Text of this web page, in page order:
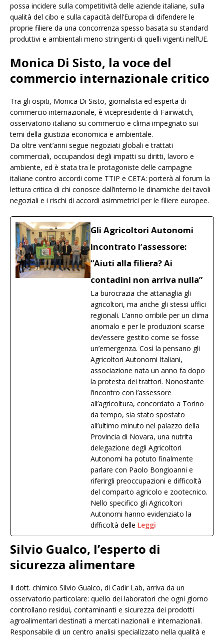
possa incidere sulla competitività delle aziende italiane, sulla
qualità del cibo e sulla capacità dell’Europa di difendere le
proprie filiere da una concorrenza spesso basata su standard
produttivi e ambientali meno stringenti di quelli vigenti nell’UE.
Monica Di Sisto, la voce del
commercio internazionale critico
Tra gli ospiti, Monica Di Sisto, giornalista ed esperta di
commercio internazionale, è vicepresidente di Fairwatch,
osservatorio italiano su commercio e clima impegnato sui
temi della giustizia economica e ambientale.
Da oltre vent’anni segue negoziati globali e trattati
commerciali, occupandosi degli impatti su diritti, lavoro e
ambiente, ed è stata tra le protagoniste delle campagne
italiane contro accordi come TTIP e CETA: porterà al forum la
lettura critica di chi conosce dall’interno le dinamiche dei tavoli
negoziali e i rischi di accordi asimmetrici per le filiere europee.
Gli Agricoltori Autonomi
incontrato l’assessore:
“Aiuti alla filiera? Ai
contadini non arriva nulla”
La burocrazia che attanaglia gli
agricoltori, ma anche gli stessi uffici
regionali. L’anno orribile per un clima
anomalo e per le produzioni scarse
dev’essere gestito come se fosse
un’emergenza. Così la pensano gli
Agricoltori Autonomi Italiani,
associazione nata un anno fa dopo
la protesta dei trattori. Nonostante
l’incontro con l’assessore
all’agricoltura, concordato a Torino
da tempo, sia stato spostato
all’ultimo minuto nel palazzo della
Provincia di Novara, una nutrita
delegazione degli Agricoltori
Autonomi ha potuto finalmente
parlare con Paolo Bongioanni e
riferirgli preoccupazioni e difficoltà
del comparto agricolo e zootecnico.
Nello specifico gli Agricoltori
Autonomi hanno evidenziato la
difficoltà delle Leggi
Silvio Gualco, l’esperto di
sicurezza alimentare
Il dott. chimico Silvio Gualco, di Cadir Lab, arriva da un
osservatorio particolare: quello dei laboratori che ogni giorno
controllano residui, contaminanti e sicurezza dei prodotti
agroalimentari destinati a mercati nazionali e internazionali.
Responsabile di un centro analisi specializzato nella qualità e